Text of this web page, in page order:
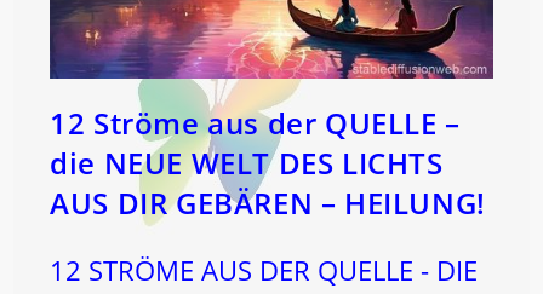
12 Ströme aus der QUELLE –
die NEUE WELT DES LICHTS
AUS DIR GEBÄREN – HEILUNG!
12 STRÖME AUS DER QUELLE - DIE